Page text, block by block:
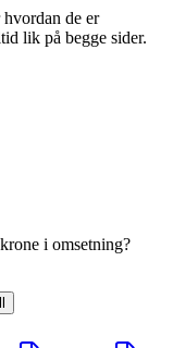
de er
lik på begge sider.
i omsetning?